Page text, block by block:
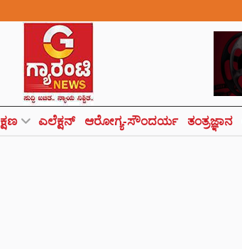
ಎಲೆಕ್ಷನ್ ಆರೋಗ್ಯ-ಸೌಂದರ್ಯ ತಂತ್ರಜ್ಞಾನ